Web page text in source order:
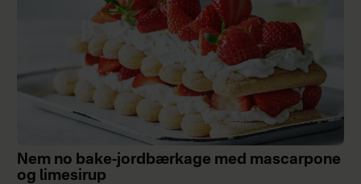
Nem no bake-jordbærkage med mascarpone
og limesirup